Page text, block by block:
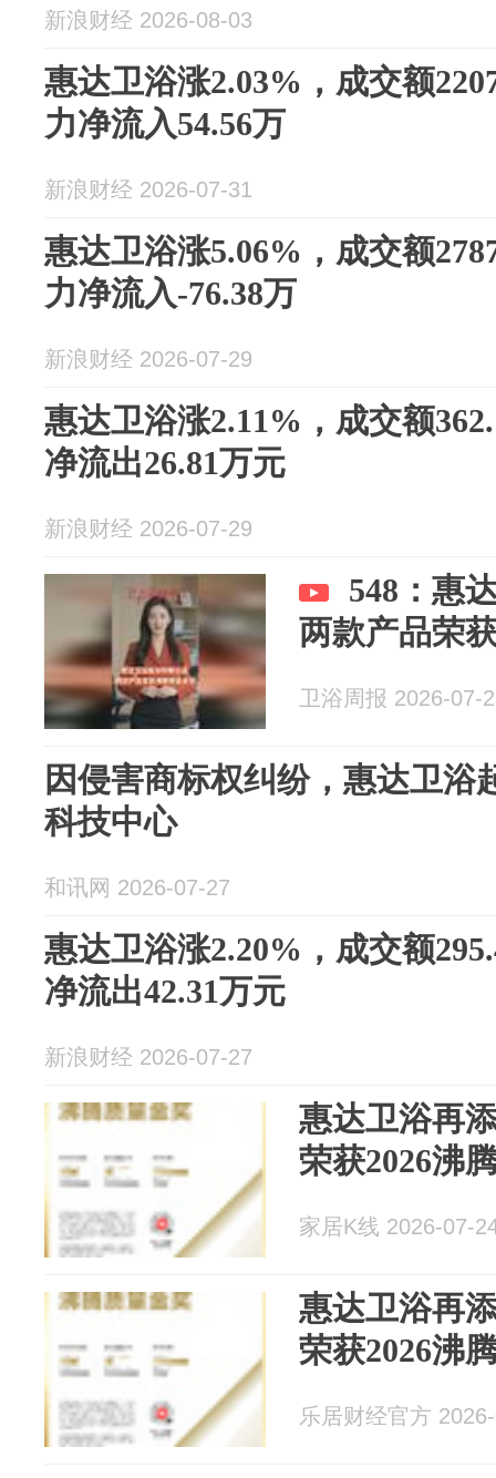
新浪财经 2026-08-03
惠达卫浴涨2.03%，成交额
力净流入54.56万
新浪财经 2026-07-31
惠达卫浴涨5.06%，成交额
力净流入-76.38万
新浪财经 2026-07-29
惠达卫浴涨2.11%，成交额
净流出26.81万元
新浪财经 2026-07-29
548：惠
两款产品荣
卫浴周报 2026-07-
因侵害商标权纠纷，惠达卫浴
科技中心
和讯网 2026-07-27
惠达卫浴涨2.20%，成交额
净流出42.31万元
新浪财经 2026-07-27
惠达卫浴再
荣获2026沸
家居K线 2026-07-
惠达卫浴再
荣获2026沸
乐居财经官方